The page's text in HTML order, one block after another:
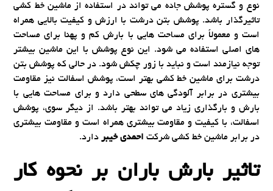
نوع و گستره پوشش جاده می تواند در استفاده از ماشین خط کشی
تاثیرگذار باشد. پوشش بتن درشت با ارزش و کیفیت بالایی همراه
است و معمولاً برای مساحت هایی با بارش کم و پهنا برای مساحت
های اصلی استفاده می شود. این نوع پوشش با این ماشین بیشتر
توجه نیازمند است و نباید با زور چکش شود. در حالی که پوشش بتن
درشت برای ماشین خط کشی بهتر است، پوشش اسفالت نیز مقاومت
بیشتری در برابر آلودگی های سطحی دارد و برای مساحت هایی با
بارش و بارگذاری زیاد می تواند بهتر باشد. از دیگر سوی، پوشش
اسفالت، با کیفیت و مقاومت بیشتری همراه است و مقاومت بیشتری
در برابر ماشین خط کشی شرکت احمدی خیبر دارد.
تاثیر بارش باران بر نحوه کار